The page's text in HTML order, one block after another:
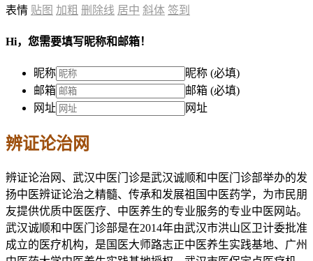
表情 贴图 加粗 删除线 居中 斜体 签到
Hi，您需要填写昵称和邮箱！
昵称
昵称 (必填)
邮箱
邮箱 (必填)
网址
网址
辨证论治网
辨证论治网、武汉中医门诊是武汉诚顺和中医门诊部举办的发
扬中医辨证论治之精髓、传承和发展祖国中医药学，为市民朋
友提供优质中医医疗、中医养生的专业服务的专业中医网站。
武汉诚顺和中医门诊部是在2014年由武汉市洪山区卫计委批准
成立的医疗机构，是国医大师路志正中医养生实践基地、广州